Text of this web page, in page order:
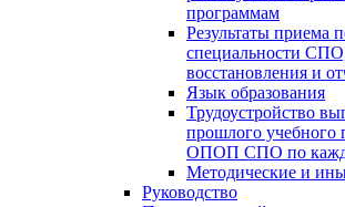
программам
Результаты приема
специальности
восстановления и
Язык образования
Трудоустройство
прошлого учебного
ОПОП СПО по
Методические и
Руководство